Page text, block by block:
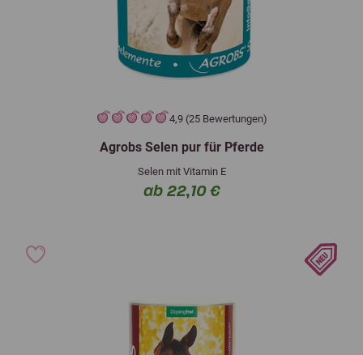
4,9 (25 Bewertungen)
Agrobs Selen pur für Pferde
Selen mit Vitamin E
ab 22,10 €